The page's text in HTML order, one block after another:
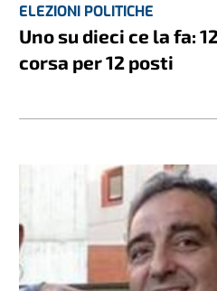
ELEZIONI POLITICHE
Uno su dieci ce la fa:
corsa per 12 posti